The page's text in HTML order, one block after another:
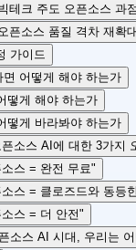
테크 주도 오픈소스 과
픈소스 품질 격차 재확
가이드
면 어떻게 해야 하는가
떻게 해야 하는가
떻게 바라봐야 하는가
소스 AI에 대한 3가지
스 = 완전 무료"
스 = 클로즈드와 동등
스 = 더 안전"
소스 AI 시대, 우리는